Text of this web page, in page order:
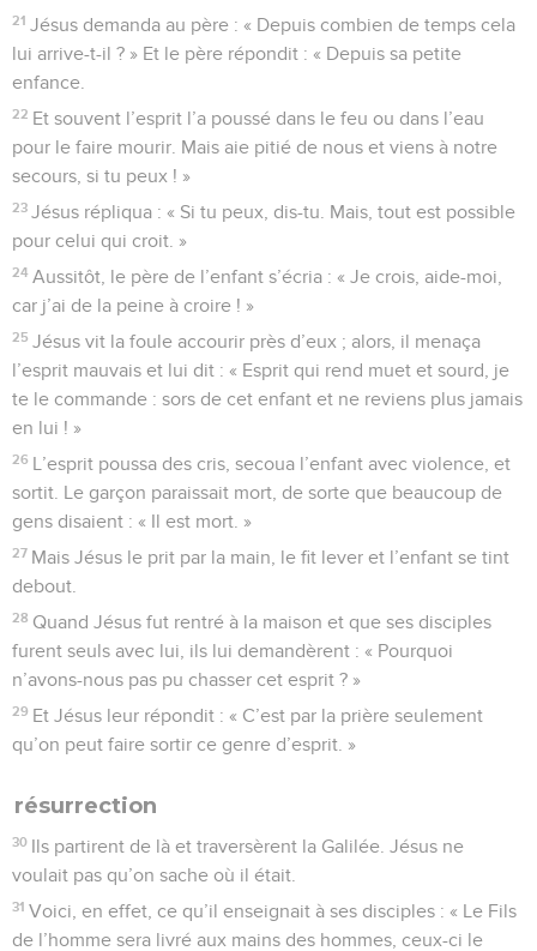
21 Jésus demanda au père : « Depuis combien de temps cela
lui arrive-t-il ? » Et le père répondit : « Depuis sa petite
enfance.
22 Et souvent l’esprit l’a poussé dans le feu ou dans l’eau
pour le faire mourir. Mais aie pitié de nous et viens à notre
secours, si tu peux ! »
23 Jésus répliqua : « Si tu peux, dis-tu. Mais, tout est possible
pour celui qui croit. »
24 Aussitôt, le père de l’enfant s’écria : « Je crois, aide-moi,
car j’ai de la peine à croire ! »
25 Jésus vit la foule accourir près d’eux ; alors, il menaça
l’esprit mauvais et lui dit : « Esprit qui rend muet et sourd, je
te le commande : sors de cet enfant et ne reviens plus jamais
en lui ! »
26 L’esprit poussa des cris, secoua l’enfant avec violence, et
sortit. Le garçon paraissait mort, de sorte que beaucoup de
gens disaient : « Il est mort. »
27 Mais Jésus le prit par la main, le fit lever et l’enfant se tint
debout.
28 Quand Jésus fut rentré à la maison et que ses disciples
furent seuls avec lui, ils lui demandèrent : « Pourquoi
n’avons-nous pas pu chasser cet esprit ? »
29 Et Jésus leur répondit : « C’est par la prière seulement
qu’on peut faire sortir ce genre d’esprit. »
résurrection
30 Ils partirent de là et traversèrent la Galilée. Jésus ne
voulait pas qu’on sache où il était.
31 Voici, en effet, ce qu’il enseignait à ses disciples : « Le Fils
de l’homme sera livré aux mains des hommes, ceux-ci le